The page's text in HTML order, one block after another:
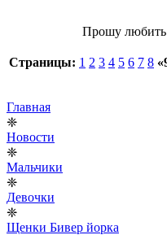
Прошу любить
Страницы: 1 2 3 4 5 6 7 8
Главная
❈
Новости
❈
Мальчики
❈
Девочки
❈
Щенки Бивер йорка